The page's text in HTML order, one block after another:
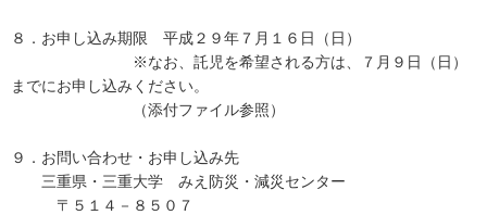
８．お申し込み期限 平成２９年７月１６日（日）
※なお、託児を希望される方は、７月９日（日）
までにお申し込みください。
（添付ファイル参照）
９．お問い合わせ・お申し込み先
三重県・三重大学 みえ防災・減災センター
〒５１４－８５０７